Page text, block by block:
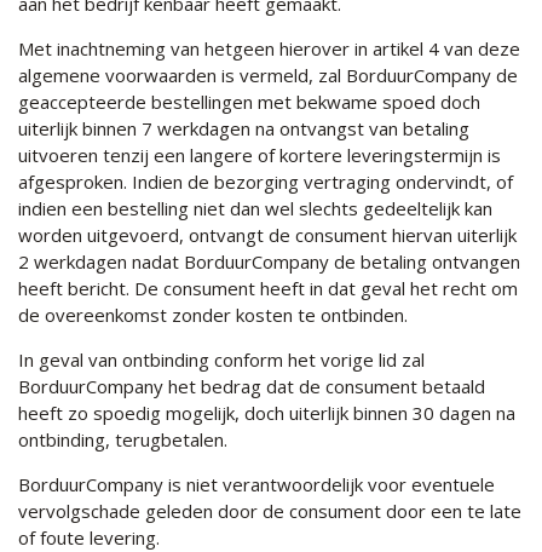
Met inachtneming van hetgeen hierover in artikel 4 van deze
algemene voorwaarden is vermeld, zal BorduurCompany de
geaccepteerde bestellingen met bekwame spoed doch
uiterlijk binnen 7 werkdagen na ontvangst van betaling
uitvoeren tenzij een langere of kortere leveringstermijn is
afgesproken. Indien de bezorging vertraging ondervindt, of
indien een bestelling niet dan wel slechts gedeeltelijk kan
worden uitgevoerd, ontvangt de consument hiervan uiterlijk
2 werkdagen nadat BorduurCompany de betaling ontvangen
heeft bericht. De consument heeft in dat geval het recht om
de overeenkomst zonder kosten te ontbinden.
In geval van ontbinding conform het vorige lid zal
BorduurCompany het bedrag dat de consument betaald
heeft zo spoedig mogelijk, doch uiterlijk binnen 30 dagen na
ontbinding, terugbetalen.
BorduurCompany is niet verantwoordelijk voor eventuele
vervolgschade geleden door de consument door een te late
of foute levering.